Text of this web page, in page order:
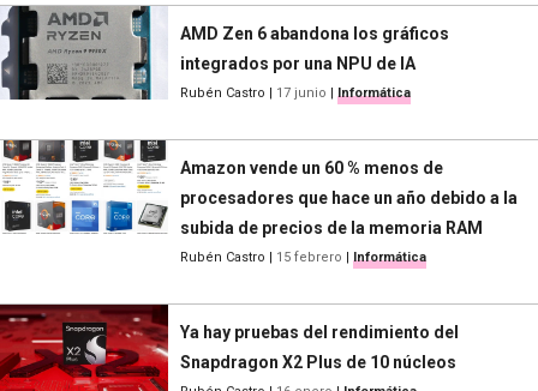
AMD Zen 6 abandona los gráficos
integrados por una NPU de IA
Rubén Castro | 17 junio | Informática
Amazon vende un 60 % menos de
procesadores que hace un año debido a la
subida de precios de la memoria RAM
Rubén Castro | 15 febrero | Informática
Ya hay pruebas del rendimiento del
Snapdragon X2 Plus de 10 núcleos